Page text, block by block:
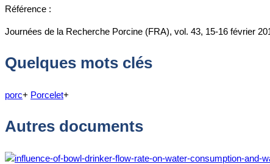
Référence :
Journées de la Recherche Porcine (FRA), vol. 43, 15-16 février
Quelques mots clés
porc+ Porcelet+
Autres documents